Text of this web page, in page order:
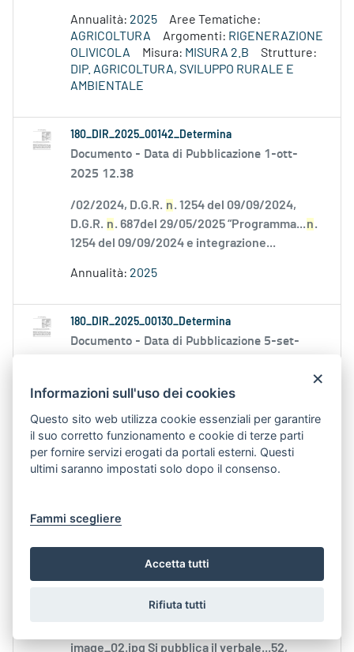
Annualità: 2025
Aree Tematiche:
AGRICOLTURA
Argomenti: RIGENERAZIONE
OLIVICOLA
Misura: MISURA 2.B
Strutture:
DIP. AGRICOLTURA, SVILUPPO RURALE E
AMBIENTALE
180_DIR_2025_00142_Determina
Documento - Data di Pubblicazione 1-ott-
2025 12.38
/02/2024, D.G.R. n. 1254 del 09/09/2024,
D.G.R. n. 687del 29/05/2025 “Programma...n.
1254 del 09/09/2024 e integrazione...
Annualità: 2025
180_DIR_2025_00130_Determina
Documento - Data di Pubblicazione 5-set-
/02/2024, D.G.R.n. 1254 del 09/09/2024,
D.G.R.
n . 687del 29/05/2025 “Programma... n
1254 del 09/09/2024 e integrazione...
Annualità:2025
presso la Regione Puglia, di
indetta con D.D. n .
Contenuto Web -Data di Pubblicazione 2-set-
image_02.jpg Si pubblica il verbale...52,
×
Informazioni sull'uso dei cookies
Questo sito web utilizza cookie essenziali per garantire
il suo corretto funzionamento e cookie di terze parti
per fornire servizi erogati da portali esterni. Questi
ultimi saranno impostati solo dopo il consenso.
Fammi scegliere
Accetta tutti
Rifiuta tutti